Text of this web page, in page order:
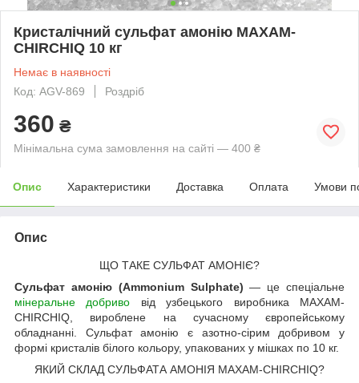
Кристалічний сульфат амонію MAXAM-
CHIRCHIQ 10 кг
Немає в наявності
Код: AGV-869
Роздріб
360 ₴
Мінімальна сума замовлення на сайті — 400 ₴
Опис Характеристики Доставка Оплата Умови
Опис
ЩО ТАКЕ СУЛЬФАТ АМОНІЄ?
Сульфат амонію (Ammonium Sulphate) — це спеціальне
мінеральне добриво від узбецького виробника MAXAM-
CHIRCHIQ, вироблене на сучасному європейському
обладнанні. Сульфат амонію є азотно-сірим добривом у
формі кристалів білого кольору, упакованих у мішках по 10 кг.
ЯКИЙ СКЛАД СУЛЬФАТА АМОНІЯ MAXAM-CHIRCHIQ?